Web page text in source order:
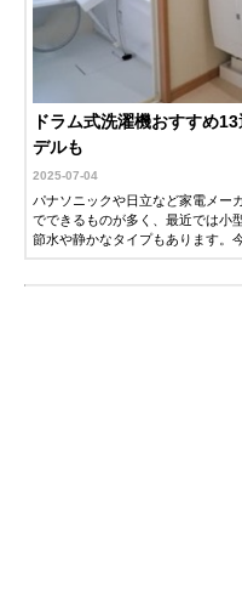
ドラム式洗濯機おすすめ
デルも
2025-07-04
パナソニックや日立など家電メー
でできるものが多く、最近では小
節水や静かなタイプもあります。